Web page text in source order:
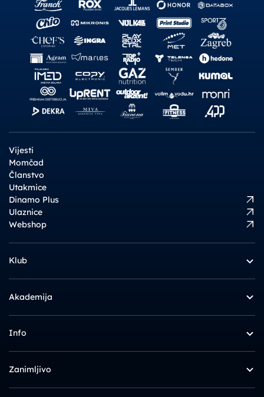
Vijesti
Momčad
Članstvo
Utakmice
Dinamo Plus
Ulaznice
Webshop
Klub
Akademija
Info
Zanimljivo